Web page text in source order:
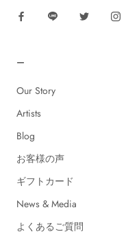
ー
Our Story
Artists
Blog
お客様の声
ギフトカード
News & Media
よくあるご質問